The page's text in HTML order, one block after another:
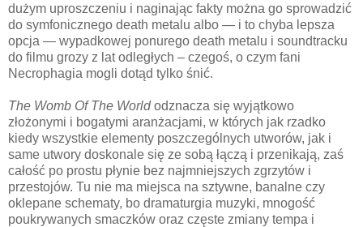
dużym uproszczeniu i naginając fakty można go sprowadzić
do symfonicznego death metalu albo — i to chyba lepsza
opcja — wypadkowej ponurego death metalu i soundtracku
do filmu grozy z lat odległych – czegoś, o czym fani
Necrophagia mogli dotąd tylko śnić.
The Womb Of The Worldodznacza się wyjątkowo
złożonymi i bogatymi aranżacjami, w których jak rzadko
kiedy wszystkie elementy poszczególnych utworów, jak i
same utwory doskonale się ze sobą łączą i przenikają, zaś
całość po prostu płynie bez najmniejszych zgrzytów i
przestojów. Tu nie ma miejsca na sztywne, banalne czy
oklepane schematy, bo dramaturgia muzyki, mnogość
poukrywanych smaczków oraz częste zmiany tempa i